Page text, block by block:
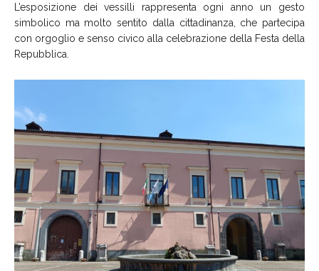
L’esposizione dei vessilli rappresenta ogni anno un gesto
simbolico ma molto sentito dalla cittadinanza, che partecipa
con orgoglio e senso civico alla celebrazione della Festa della
Repubblica.